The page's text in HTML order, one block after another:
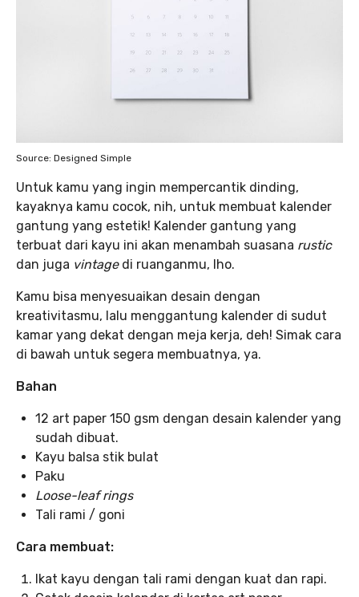
Source: Designed Simple
Untuk kamu yang ingin mempercantik dinding,
kayaknya kamu cocok, nih, untuk membuat kalender
gantung yang estetik! Kalender gantung yang
terbuat dari kayu ini akan menambah suasana rustic
dan juga vintage di ruanganmu, lho.
Kamu bisa menyesuaikan desain dengan
kreativitasmu, lalu menggantung kalender di sudut
kamar yang dekat dengan meja kerja, deh! Simak cara
di bawah untuk segera membuatnya, ya.
Bahan
12 art paper 150 gsm dengan desain kalender yang
sudah dibuat.
Kayu balsa stik bulat
Paku
Loose-leaf rings
Tali rami / goni
Cara membuat:
Ikat kayu dengan tali rami dengan kuat dan rapi.